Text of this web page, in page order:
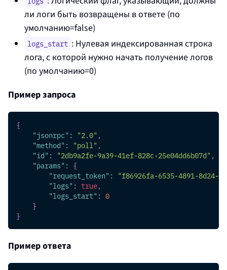
ли логи быть возвращены в ответе (по
умолчанию=false)
logs_start : Нулевая индексированная строка
лога, с которой нужно начать получение логов
(по умолчанию=0)
Пример запроса
{
"jsonrpc" : "2.0" ,
"method" : "poll" ,
"id" : "2db9a2fe-9a39-41ef-828c-25e04dd6b07d" ,
"params" : {
"request_token" :
"f86926fa-6535-4891-8d24-
"logs" : true,
"logs_start" : 0
}
}
Пример ответа